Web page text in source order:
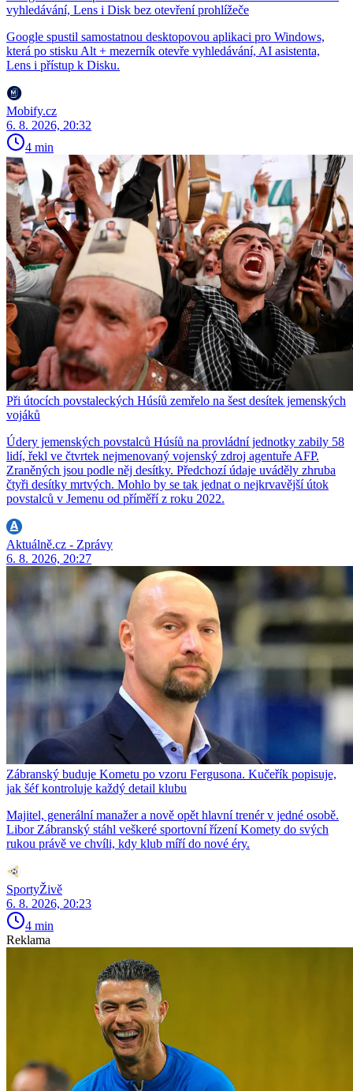
vyhledávání, Lens i Disk bez otevření prohlížeče
Google spustil samostatnou desktopovou aplikaci pro Windows,
která po stisku Alt + mezerník otevře vyhledávání, AI asistenta,
Lens i přístup k Disku.
Mobify.cz
6. 8. 2026, 20:32
4 min
Při útocích povstaleckých Húsíů zemřelo na šest desítek jemenských
vojáků
Údery jemenských povstalců Húsíů na provládní jednotky zabily 58
lidí, řekl ve čtvrtek nejmenovaný vojenský zdroj agentuře AFP.
Zraněných jsou podle něj desítky. Předchozí údaje uváděly zhruba
čtyři desítky mrtvých. Mohlo by se tak jednat o nejkrvavější útok
povstalců v Jemenu od příměří z roku 2022.
Aktuálně.cz - Zprávy
6. 8. 2026, 20:27
Zábranský buduje Kometu po vzoru Fergusona. Kučeřík popisuje,
jak šéf kontroluje každý detail klubu
Majitel, generální manažer a nově opět hlavní trenér v jedné osobě.
Libor Zábranský stáhl veškeré sportovní řízení Komety do svých
rukou právě ve chvíli, kdy klub míří do nové éry.
SportyŽivě
6. 8. 2026, 20:23
4 min
Reklama